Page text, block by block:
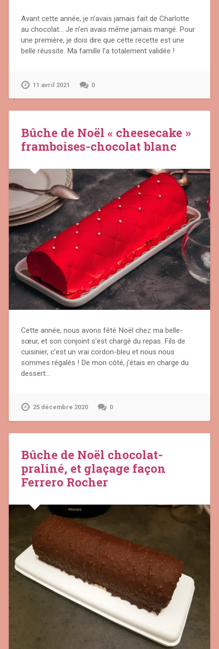
Avant cette année, je n’avais jamais fait de Charlotte
au chocolat… Je n’en avais même jamais mangé. Pour
une première, je dois dire que cette recette est une
belle réussite. Ma famille l’a totalement validée !
11 avril 2021 0
Bûche de Noël « cheesecake »
framboises-chocolat blanc
Cette année, nous avons fêté Noël chez ma belle-
sœur, et son conjoint s’est chargé du repas. Fils de
cuisinier, c’est un vrai cordon-bleu et nous nous
sommes régalés ! De mon côté, j’étais en charge du
dessert…
25 décembre 2020 0
Bûche de Noël chocolat-
praliné, et glaçage façon
Ferrero Rocher